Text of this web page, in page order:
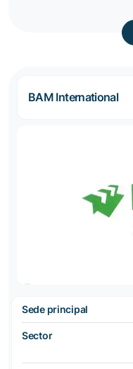
BAM International
Sede principal
Sector